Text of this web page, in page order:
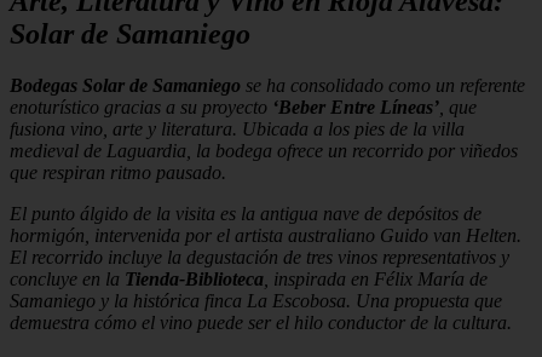
Solar de Samaniego
Bodegas Solar de Samaniego se ha consolidado como un referente
enoturístico gracias a su proyecto ‘Beber Entre Líneas’ , que
fusiona vino, arte y literatura. Ubicada a los pies de la villa
medieval de Laguardia, la bodega ofrece un recorrido por viñedos
que respiran ritmo pausado.
El punto álgido de la visita es la antigua nave de depósitos de
hormigón, intervenida por el artista australiano Guido van Helten.
El recorrido incluye la degustación de tres vinos representativos y
concluye en la Tienda-Biblioteca , inspirada en Félix María de
Samaniego y la histórica finca La Escobosa. Una propuesta que
demuestra cómo el vino puede ser el hilo conductor de la cultura.